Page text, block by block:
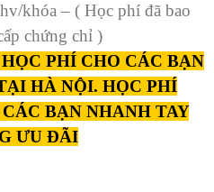
khóa – ( Học phí đã bao
chứng chỉ )
PHÍ CHO CÁC BẠN
HÀ NỘI. HỌC PHÍ
BẠN NHANH TAY
ƯU ĐÃI